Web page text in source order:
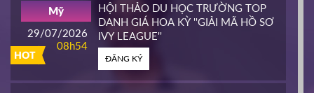
HOT
14h00
ĐĂNG KÝ
CALIFORNIA STATE UNIVERSITY,
HOT
29/07/2026
08h54
Mỹ
HỘI THẢO DU HỌC TRƯỜNG TOP
DANH GIÁ HOA KỲ ''GIẢI MÃ HỒ SƠ
IVY LEAGUE''
ĐĂNG KÝ